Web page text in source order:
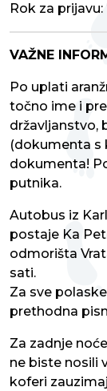
Rok za
VAŽNE
Po uplati
točno ime i
državljanstvo,
(dokumenta s
dokumenta!
putnika.
Autobus iz
postaje Ka
odmorišta
sati.
Za sve
prethodna
Za zadnje
ne biste nosili
koferi